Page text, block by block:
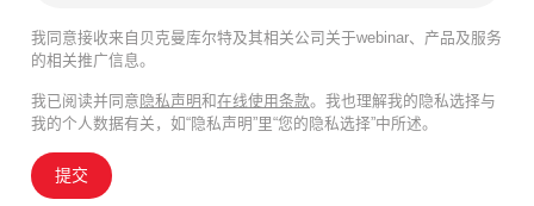
我同意接收来自贝克曼库尔特及其相关公司关于webinar、产品及服务
的相关推广信息。
我已阅读并同意 隐私声明和在线使用条款。我也理解我的隐私选择与
我的个人数据有关，如“隐私声明”里“您的隐私选择”中所述。
提交